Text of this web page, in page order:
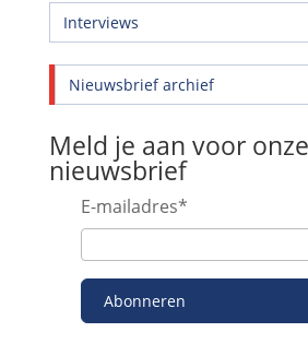
Interviews
Nieuwsbrief archief
Meld je aan voor onze
nieuwsbrief
E-mailadres*
Abonneren